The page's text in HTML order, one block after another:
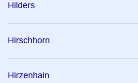
Hilders
Hirschhorn
Hirzenhain